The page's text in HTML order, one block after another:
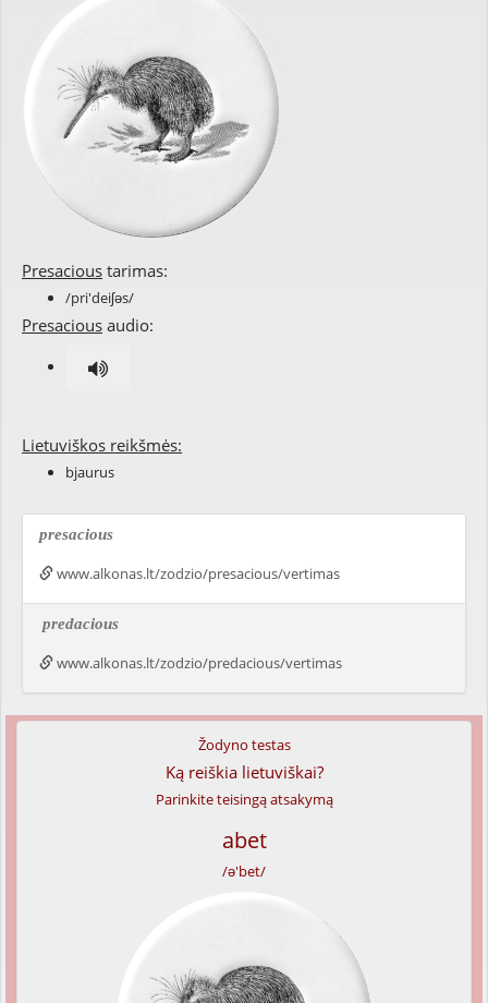
Presacious tarimas:
/pri'deiʃəs/
Presacious audio:
Lietuviškos reikšmės:
bjaurus
presacious
www.alkonas.lt/zodzio/presacious/vertimas
predacious
www.alkonas.lt/zodzio/predacious/vertimas
Žodyno testas
Ką reiškia lietuviškai?
Parinkite teisingą atsakymą
abet
/ə'bet/